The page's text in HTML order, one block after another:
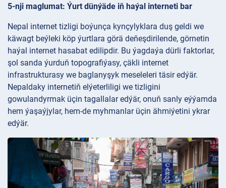
5-nji maglumat: Ýurt dünýäde iň haýal interneti bar
Nepal internet tizligi boýunça kynçylyklara duş geldi we
käwagt beýleki köp ýurtlara görä deňeşdirilende, görnetin
haýal internet hasabat edilipdir. Bu ýagdaýa dürli faktorlar,
şol sanda ýurduň topografiýasy, çäkli internet
infrastrukturasy we baglanyşyk meseleleri täsir edýär.
Nepaldaky internetiň elýeterliligi we tizligini
gowulandyrmak üçin tagallalar edýär, onuň sanly eýýamda
hem ýaşaýjylar, hem-de myhmanlar üçin ähmiýetini ykrar
edýär.